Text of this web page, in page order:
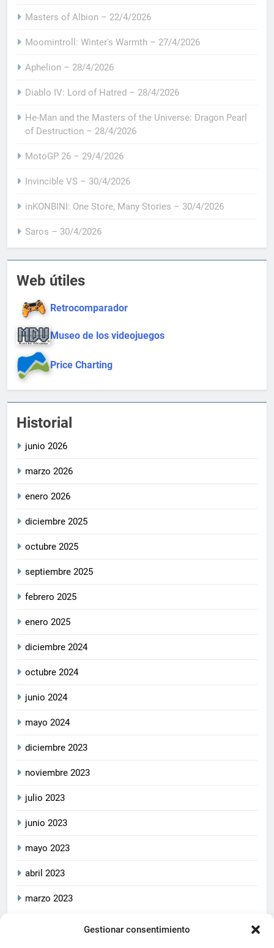
Gestionar consentimiento
Masters of Albion – 22/4/2026
Moomintroll: Winter's Warmth – 27/4/2026
Aphelion – 28/4/2026
Diablo IV: Lord of Hatred – 28/4/2026
He-Man and the Masters of the Universe: Dragon Pearl
of Destruction – 28/4/2026
MotoGP 26 – 29/4/2026
Invincible VS – 30/4/2026
inKONBINI: One Store, Many Stories – 30/4/2026
Saros – 30/4/2026
Web útiles
Retrocomparador
Museo de los videojuegos
Price Charting
Historial
junio 2026
marzo 2026
enero 2026
diciembre 2025
octubre 2025
septiembre 2025
febrero 2025
enero 2025
diciembre 2024
octubre 2024
junio 2024
mayo 2024
diciembre 2023
noviembre 2023
julio 2023
junio 2023
mayo 2023
abril 2023
marzo 2023